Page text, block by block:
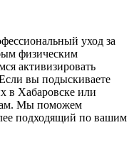
уход за
физическим
активизировать
вы подыскиваете
в Хабаровске или
Мы поможем
подходящий по вашим